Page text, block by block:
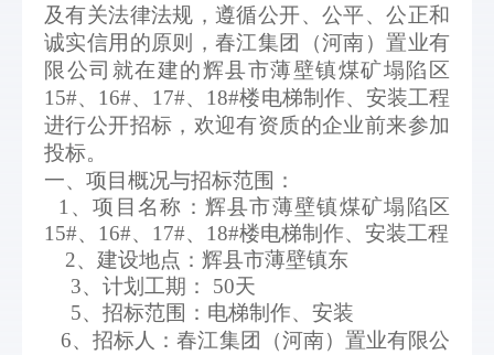
及有关法律法规，遵循公开、公平、公正和
诚实信用的原则，春江集团（河南）置业有
限公司就在建的辉县市薄壁镇煤矿塌陷区
15#、16#、17#、18#楼电梯制作、安装工程
进行公开招标，欢迎有资质的企业前来参加
投标。
一、 项目概况与招标范围：
1、项目名称：辉县市薄壁镇煤矿塌陷区
15#、16#、17#、18#楼电梯制作、安装工程
2、建设地点：辉县市薄壁镇东
3、计划工期： 50天
5、招标范围：电梯制作、安装
6、招标人：春江集团（河南）置业有限公